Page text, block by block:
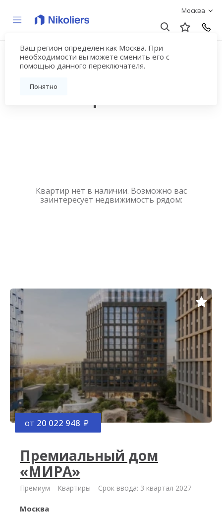
Москва
Ваш регион определен как Москва. При
необходимости вы можете сменить его с
помощью данного переключателя.
Понятно
Купить квартиру
новостройку у метро
Квартир нет в наличии. Возможно вас
заинтересует недвижимость рядом:
от 20 022 948
Премиальный дом
«МИРА»
Премиум Квартиры Срок ввода: 3 квартал 2027
Москва